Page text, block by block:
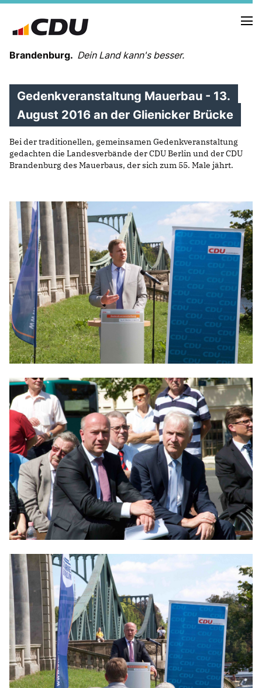
Brandenburg. Dein Land kann's besser.
MELDUNGEN
TERMINE
LANDESVORSTAND
LANDESGESCHÄFTSSTELLE
VEREINIGUNGEN UND SONDERORGANISATIONEN
LANDESFACHAUSSCHÜSSE
SATZUNG
PARTEIGESCHICHTE
PARTEIGERICHT
IM LANDTAG
IN DER LANDESREGIERUNG
IM BUNDESTAG
IM EUROPÄISCHEN PARLAMENT
NEWSLETTER ABONNIEREN
BILDER
PROGRAMME
WICHTIGE BESCHLÜSSE DER CDU BRANDENBURG
75 JAHRE CDU BRANDENBURG
PRESSE
SPENDEN
Mitglied werden
Gedenkveranstaltung Mauerbau - 13.
August 2016 an der Glienicker Brücke
Bei der traditionellen, gemeinsamen Gedenkveranstaltung
gedachten die Landesverbände der CDU Berlin und der CDU
Brandenburg des Mauerbaus, der sich zum 55. Male jährt.